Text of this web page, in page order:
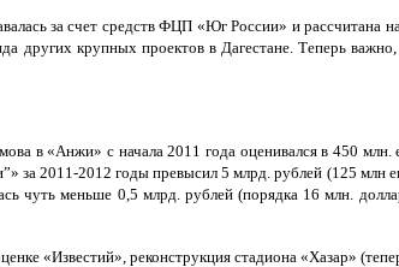
за счет средств ФЦП «Юг России» и
других крупных проектов в Дагестане. Теперь
в «Анжи» с начала 2011 года оценивался в 450
2012 годы превысил 5 млрд. рублей (125 млн
чуть меньше 0,5 млрд. рублей (порядка 16 млн.
«Известий», реконструкция стадиона «Хазар»